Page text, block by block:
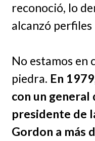
reconoció, lo
alcanzó
No estamos en
piedra. En
con un general
presidente de
Gordon a más